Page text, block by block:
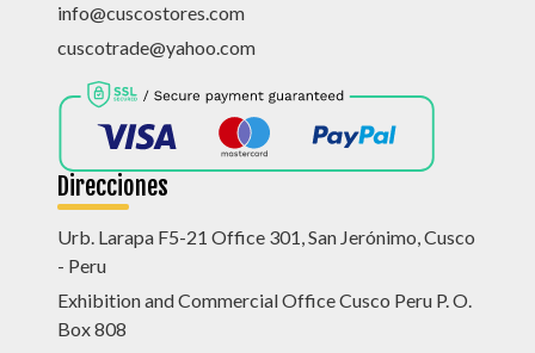
info@cuscostores.com
cuscotrade@yahoo.com
Direcciones
Urb. Larapa F5-21 Office 301, San Jerónimo, Cusco
- Peru
Exhibition and Commercial Office Cusco Peru P. O.
Box 808